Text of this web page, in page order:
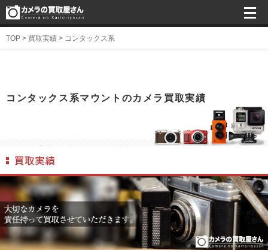
TOP > 買取実績 > コンタックス系
コンタックス系マウントのカメラ買取実績